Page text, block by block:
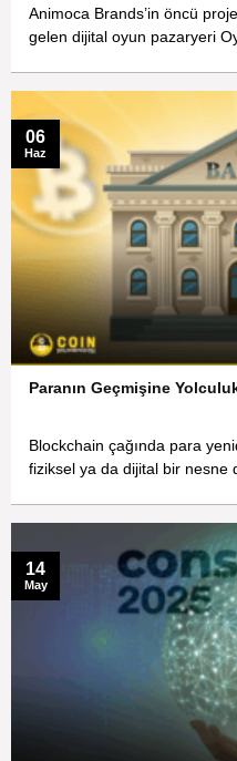
Animoca Brands’in öncü
gelen dijital oyun pazaryeri
Paranın Geçmişine
Blockchain çağında para
fiziksel ya da dijital bir nesne
06
Haz
14
May